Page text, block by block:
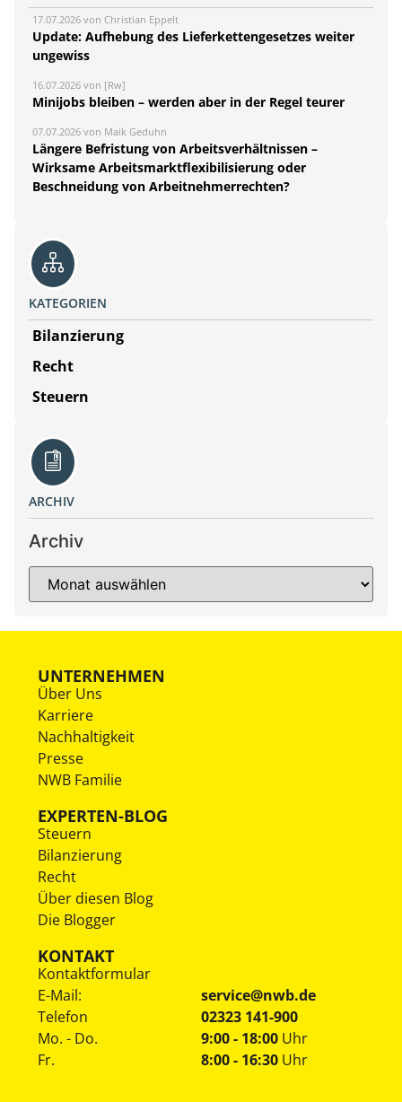
17.07.2026 von Christian Eppelt
Update: Aufhebung des Lieferkettengesetzes weiter
ungewiss
16.07.2026 von [Rw]
Minijobs bleiben – werden aber in der Regel teurer
07.07.2026 von Maik Geduhn
Längere Befristung von Arbeitsverhältnissen –
Wirksame Arbeitsmarktflexibilisierung oder
Beschneidung von Arbeitnehmerrechten?
KATEGORIEN
Bilanzierung
Recht
Steuern
ARCHIV
Archiv
UNTERNEHMEN
Über Uns
Karriere
Nachhaltigkeit
Presse
NWB Familie
EXPERTEN-BLOG
Steuern
Bilanzierung
Recht
Über diesen Blog
Die Blogger
KONTAKT
Kontaktformular
E-Mail:
service@nwb.de
Telefon
02323 141-900
Mo. - Do.
Fr.
9:00 - 18:00 Uhr
8:00 - 16:30 Uhr